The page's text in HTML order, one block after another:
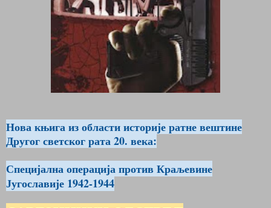
Нова књига из области историје ратне вештине
Другог светског рата 20. века:
Специјална операција против Краљевине
Југославије 1942-1944